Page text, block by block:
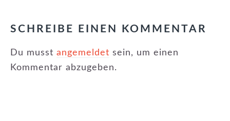
SCHREIBE EINEN KOMMENTAR
Du musst angemeldet sein, um einen
Kommentar abzugeben.